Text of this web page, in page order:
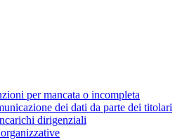
per mancata o incompleta
dei dati da parte dei titolari
dirigenziali